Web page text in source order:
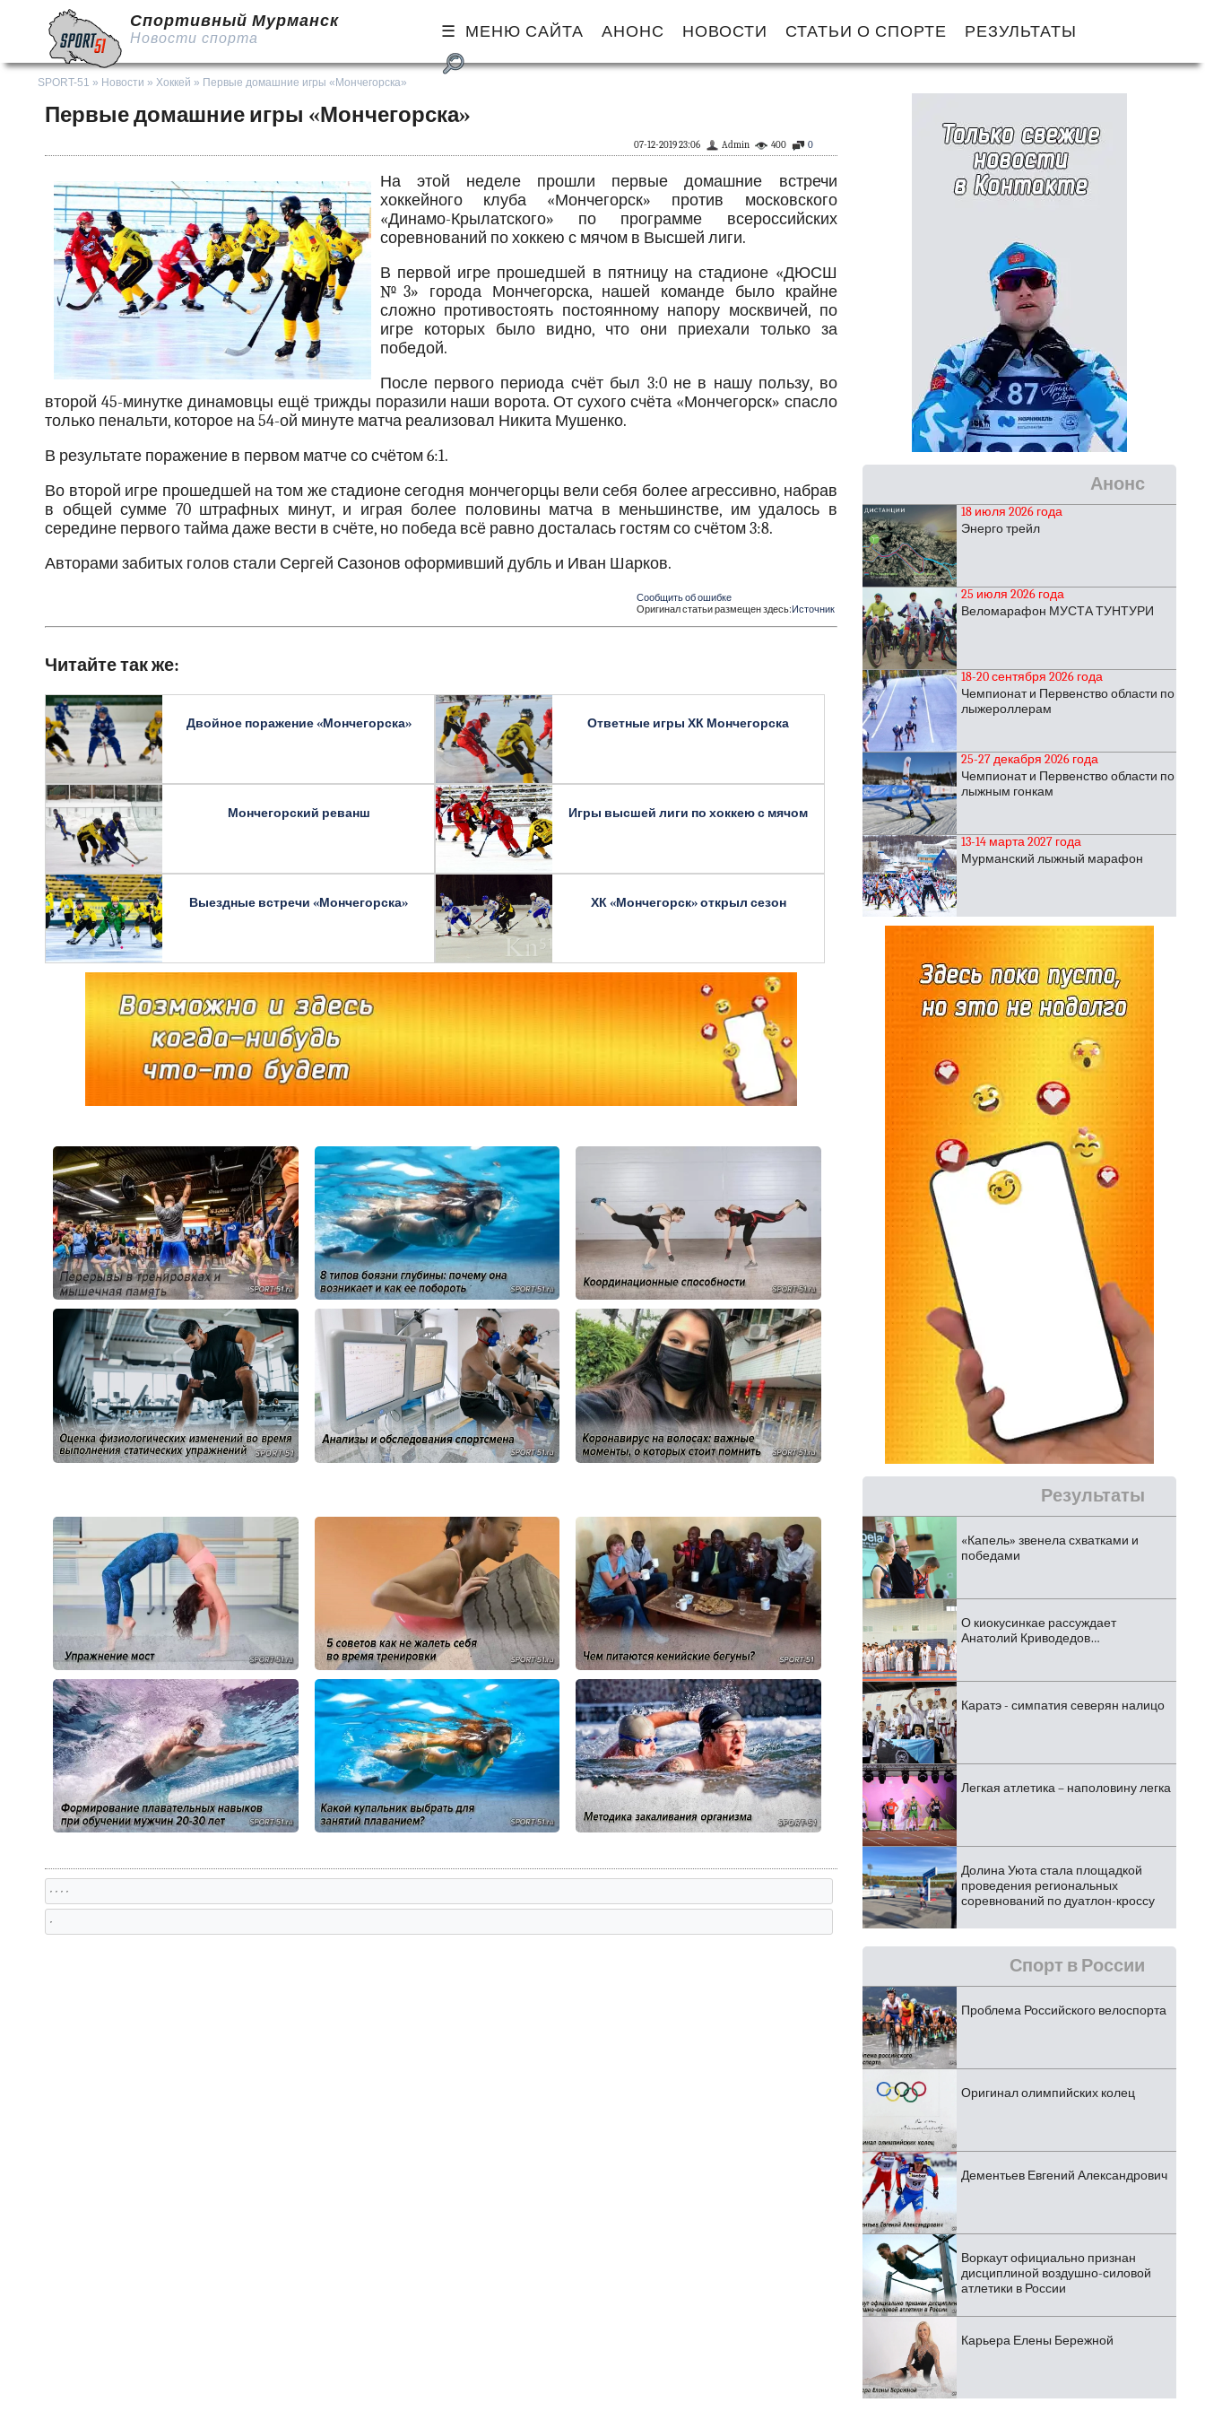
Спортивный Мурманск
Новости спорта МЕНЮ САЙТА АНОНС НОВОСТИ СТАТЬИ О СПОРТЕ РЕЗУЛЬТАТЫ
SPORT-51 » Новости » Хоккей » Первые домашние игры «Мончегорска»
Первые домашние игры «Мончегорска»
0
400
Admin
07-12-2019 23:06
На этой неделе прошли первые домашние встречи
хоккейного клуба «Мончегорск» против московского
«Динамо-Крылатского» по программе всероссийских
соревнований по хоккею с мячом в Высшей лиги.
В первой игре прошедшей в пятницу на стадионе «ДЮСШ
№3» города Мончегорска, нашей команде было крайне
сложно противостоять постоянному напору москвичей, по
игре которых было видно, что они приехали только за
победой.
После первого периода счёт был 3:0 не в нашу пользу, во
второй 45-минутке динамовцы ещё трижды поразили наши ворота. От сухого счёта «Мончегорск» спасло
только пенальти, которое на 54-ой минуте матча реализовал Никита Мушенко.
В результате поражение в первом матче со счётом 6:1.
Во второй игре прошедшей на том же стадионе сегодня мончегорцы вели себя более агрессивно, набрав
в общей сумме 70 штрафных минут, и играя более половины матча в меньшинстве, им удалось в
середине первого тайма даже вести в счёте, но победа всё равно досталась гостям со счётом 3:8.
Авторами забитых голов стали Сергей Сазонов оформивший дубль и Иван Шарков.
Сообщить об ошибке
Оригинал статьи размещен здесь:Источник
Читайте так же:
Двойное поражение «Мончегорска» Ответные игры ХК Мончегорска
Мончегорский реванш Игры высшей лиги по хоккею с мячом
Выездные встречи «Мончегорска» ХК «Мончегорск» открыл сезон
, , , ,
,
Анонс
18 июля 2026 года
Энерго трейл
25 июля 2026 года
Веломарафон МУСТА ТУНТУРИ
18-20 сентября 2026 года
Чемпионат и Первенство области по
лыжероллерам
25-27 декабря 2026 года
Чемпионат и Первенство области по
лыжным гонкам
13-14 марта 2027 года
Мурманский лыжный марафон
Результаты
«Капель» звенела схватками и
победами
О киокусинкае рассуждает
Анатолий Криводедов…
Каратэ - симпатия северян налицо
Легкая атлетика – наполовину легка
Долина Уюта стала площадкой
проведения региональных
соревнований по дуатлон-кроссу
Спорт в России
Проблема Российского велоспорта
Оригинал олимпийских колец
Дементьев Евгений Александрович
Воркаут официально признан
дисциплиной воздушно-силовой
атлетики в России
Карьера Елены Бережной